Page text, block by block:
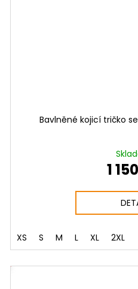
Bavlněné kojicí tričko
1
XS S M L XL 2XL
SET